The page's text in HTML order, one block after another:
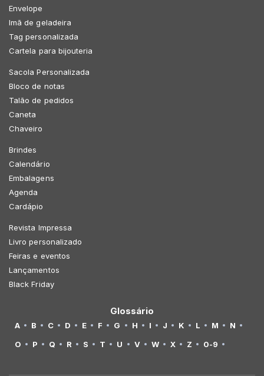
Envelope
Imã de geladeira
Tag personalizada
Cartela para bijouteria
Sacola Personalizada
Bloco de notas
Talão de pedidos
Caneta
Chaveiro
Brindes
Calendário
Embalagens
Agenda
Cardápio
Revista Impressa
Livro personalizado
Feiras e eventos
Lançamentos
Black Friday
Glossário
A B C D E F G H I J K L M
N
O
P Q R S T U V W X Z 0-9